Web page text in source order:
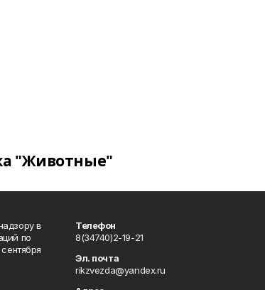
"Животные"
в
по
Телефон
8(34740)2-19-21
Эл. почта
rikzvezda@yandex.ru